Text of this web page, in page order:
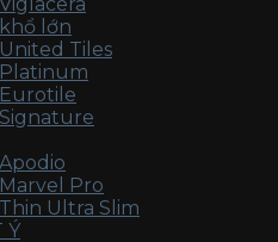
lớn
Tiles
Pro
Ultra Slim
Ý